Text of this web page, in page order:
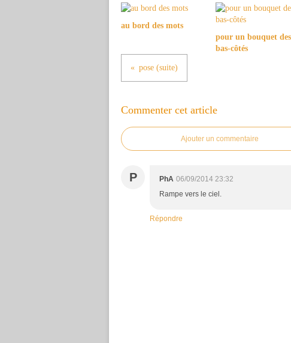
au bord des mots
pour un bouquet des
bas-côtés
pose (suite)
Commenter cet article
Ajouter un commentaire
P PhA 06/09/2014 23:32
Rampe vers le ciel.
Répondre